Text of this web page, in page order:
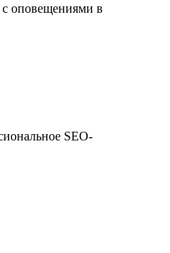
оповещениями в
SEO-